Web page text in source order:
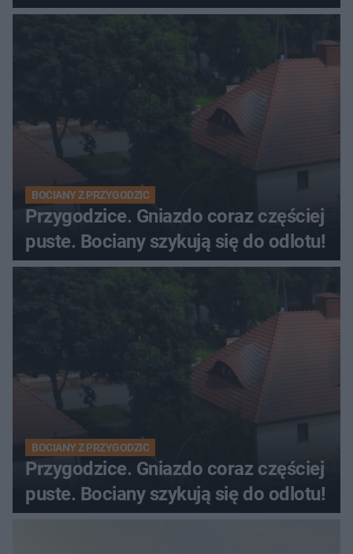
BOCIANY Z PRZYGODZIC
Przygodzice. Gniazdo coraz częściej
puste. Bociany szykują się do odlotu!
BOCIANY Z PRZYGODZIC
Przygodzice. Gniazdo coraz częściej
puste. Bociany szykują się do odlotu!